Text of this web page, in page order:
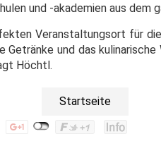
und -akademien aus dem
Veranstaltungsort für
und das
Höchtl.
Startseite